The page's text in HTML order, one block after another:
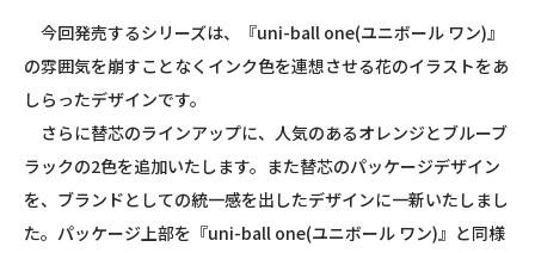
今回発売するシリーズは、『uni-ball one(ユニボール ワン)』
の雰囲気を崩すことなくインク色を連想させる花のイラストをあ
しらったデザインです。
さらに替芯のラインアップに、人気のあるオレンジとブルーブ
ラックの2色を追加いたします。また替芯のパッケージデザイン
を、ブランドとしての統一感を出したデザインに一新いたしまし
た。パッケージ上部を『uni-ball one(ユニボール ワン)』と同様